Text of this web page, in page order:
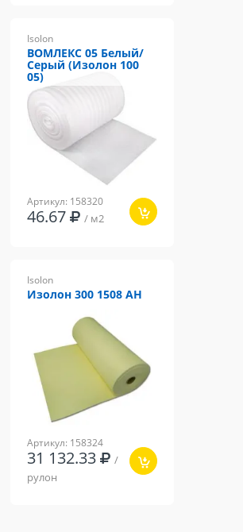
Isolon
ВОМЛЕКС 05 Белый/
Серый (Изолон 100
05)
Артикул: 158320
46.67 / м2
Isolon
Изолон 300 1508 AH
Артикул: 158324
31 132.33
/
рулон